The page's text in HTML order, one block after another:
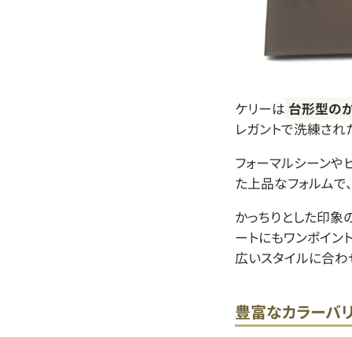
ケリーは 台形型の
レガントで洗練さ
フォーマルシーンや
た上品なフォルムで
かっちりとした印象
ートにもワンポイン
広いスタイルに合わ
豊富なカラーバ